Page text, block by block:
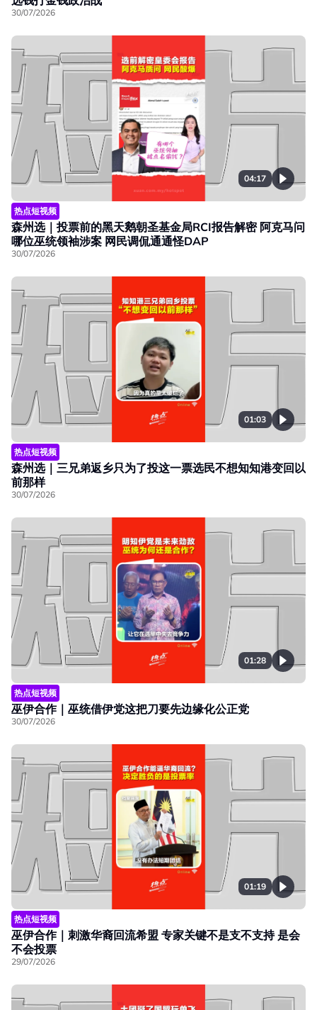
30/07/2026
04:17
热点短视频
森州选｜投票前的黑天鹅朝圣基金局RCI报告解密 阿克马问
哪位巫统领袖涉案 网民调侃通通怪DAP
30/07/2026
01:03
热点短视频
森州选｜三兄弟返乡只为了投这一票选民不想知知港变回以
前那样
30/07/2026
01:28
热点短视频
巫伊合作｜巫统借伊党这把刀要先边缘化公正党
30/07/2026
01:19
热点短视频
巫伊合作｜刺激华裔回流希盟 专家关键不是支不支持 是会
不会投票
29/07/2026